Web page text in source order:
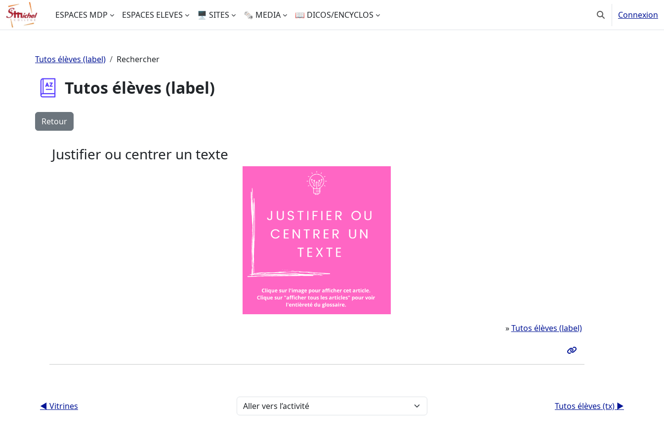
Passer au contenu principal
ESPACES MDP
ESPACES ELEVES 🖥️ SITES 🗞️ MEDIA 📖 DICOS/ENCYCLOS Activer/Connexion
Tutos élèves (label) Rechercher
Tutos élèves (label)
Retour
Justifier ou centrer un texte
»Tutos élèves (label)
◀︎ Vitrines Aller vers l’activité Tutos élèves (tx) ▶︎